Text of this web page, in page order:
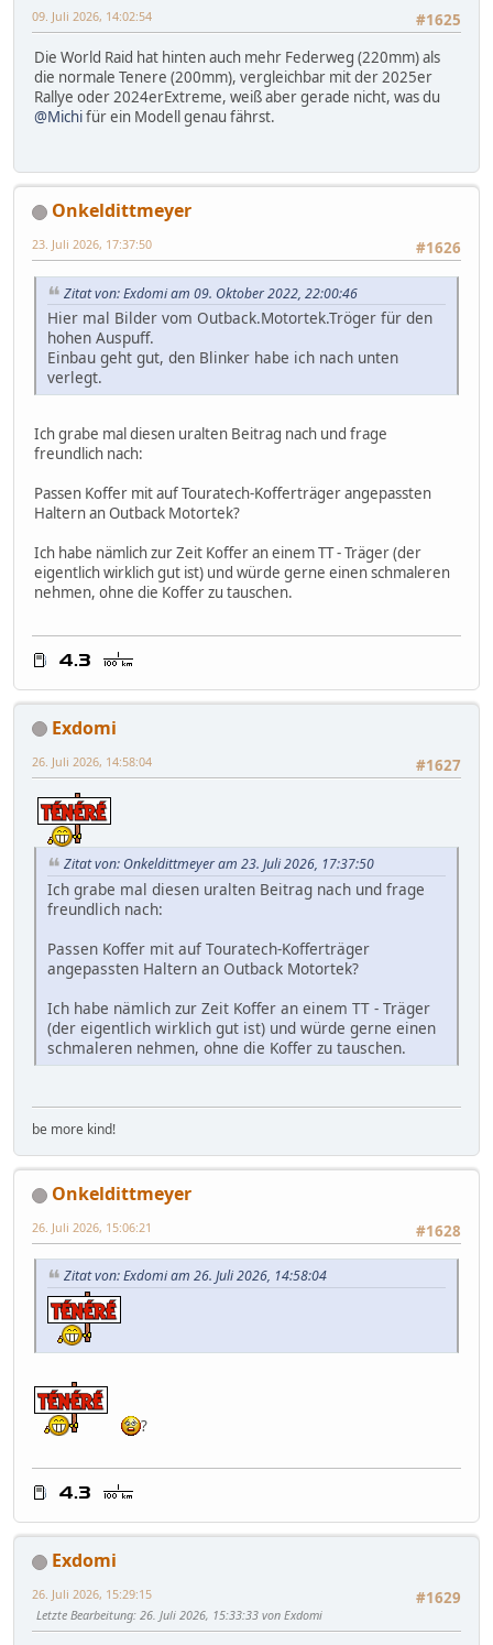
#1625
09. Juli 2026, 14:02:54
Die World Raid hat hinten auch mehr Federweg (220mm) als
die normale Tenere (200mm), vergleichbar mit der 2025er
Rallye oder 2024erExtreme, weiß aber gerade nicht, was du
@Michifür ein Modell genau fährst.
Onkeldittmeyer
#1626
23. Juli 2026, 17:37:50
Zitat von: Exdomi am 09. Oktober 2022, 22:00:46
Hier mal Bilder vom Outback.Motortek.Tröger für den
hohen Auspuff.
Einbau geht gut, den Blinker habe ich nach unten
verlegt.
Ich grabe mal diesen uralten Beitrag nach und frage
freundlich nach:
Passen Koffer mit auf Touratech-Kofferträger angepassten
Haltern an Outback Motortek?
Ich habe nämlich zur Zeit Koffer an einem TT - Träger (der
eigentlich wirklich gut ist) und würde gerne einen schmaleren
nehmen, ohne die Koffer zu tauschen.
Exdomi
#1627
26. Juli 2026, 14:58:04
Zitat von: Onkeldittmeyer am 23. Juli 2026, 17:37:50
Ich grabe mal diesen uralten Beitrag nach und frage
freundlich nach:
Passen Koffer mit auf Touratech-Kofferträger
angepassten Haltern an Outback Motortek?
Ich habe nämlich zur Zeit Koffer an einem TT - Träger
(der eigentlich wirklich gut ist) und würde gerne einen
schmaleren nehmen, ohne die Koffer zu tauschen.
be more kind!
Onkeldittmeyer
#1628
26. Juli 2026, 15:06:21
Zitat von: Exdomi am 26. Juli 2026, 14:58:04
?
Exdomi
#1629
26. Juli 2026, 15:29:15
Letzte Bearbeitung: 26. Juli 2026, 15:33:33 von Exdomi